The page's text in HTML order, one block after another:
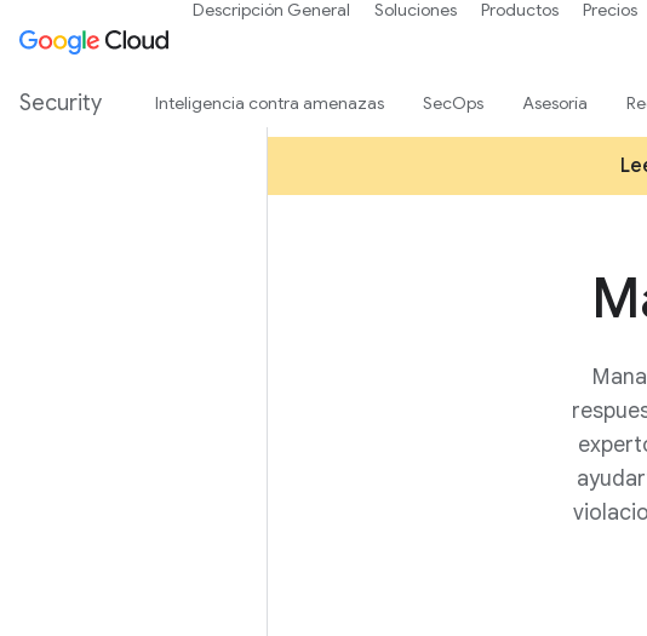
Descripción General Soluciones Productos Precios
Security Inteligencia contra amenazas SecOps Asesoría